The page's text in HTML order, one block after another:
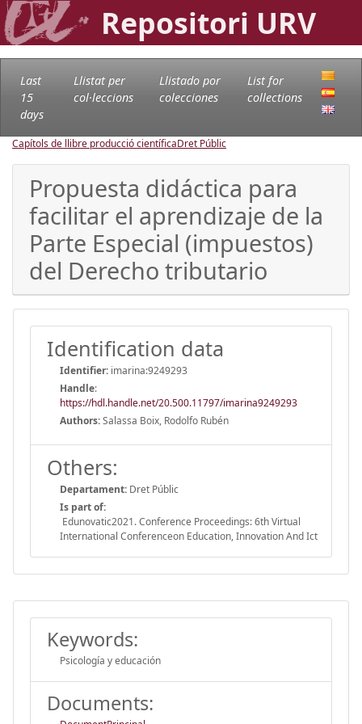
Repositori URV
Last
15
days
Llistat per
col·leccions
Llistado por
colecciones
List for
collections
Capítols de llibre producció científicaDret Públic
Propuesta didáctica para
facilitar el aprendizaje de la
Parte Especial (impuestos)
del Derecho tributario
Identification data
Identifier: imarina:9249293
Handle:
https://hdl.handle.net/20.500.11797/imarina9249293
Authors:Salassa Boix, Rodolfo Rubén
Others:
Departament: Dret Públic
Is part of:
Edunovatic2021. Conference Proceedings: 6th Virtual
International Conferenceon Education, Innovation And Ict
Keywords:
Psicología y educación
Documents: